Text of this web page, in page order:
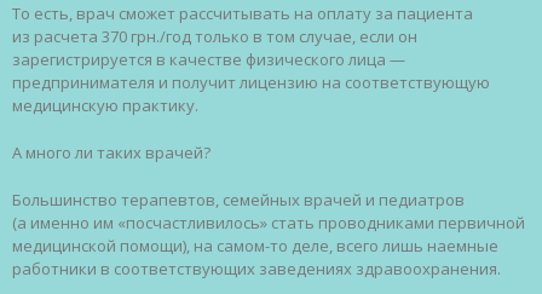
То есть, врач сможет рассчитывать на оплату за пациента
из расчета 370 грн./год только в том случае, если он
зарегистрируется в качестве физического лица —
предпринимателя и получит лицензию на соответствующую
медицинскую практику.
А много ли таких врачей?
Большинство терапевтов, семейных врачей и педиатров
(а именно им «посчастливилось» стать проводниками первичной
медицинской помощи), на самом-то деле, всего лишь наемные
работники в соответствующих заведениях здравоохранения.